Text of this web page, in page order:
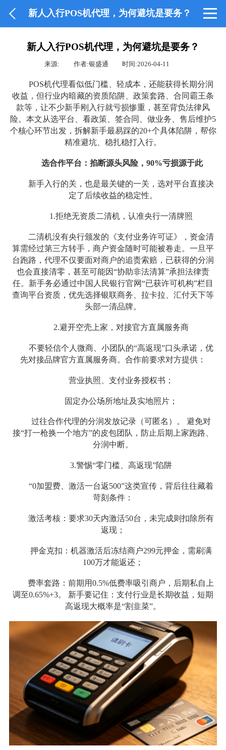
新人入行POS机代理，为何避坑是要务？
新人入行POS机代理，为何避坑是要务？
来源: 作者:银盛通 时间:2026-04-11
POS机代理看似低门槛、轻成本，还能获得长期分润
收益，但行业内暗藏的资质陷阱、政策套路、合同霸王条
款等，让不少新手刚入行就亏损惨重，甚至背负法律风
险。本文从选平台、看政策、签合同、做业务、售后维护5
个核心环节出发，拆解新手最易踩的20+个具体陷阱，帮你
精准避坑、稳扎稳打入行。
选合作平台：掐断源头风险，90%亏损源于此
新手入行的关，也是最关键的一关，选对平台直接决
定了后续收益的稳定性。
1.拒绝无资质二清机，认准央行一清牌照
二清机没有央行颁发的《支付业务许可证》，资金清
算需经过第三方转手，商户资金随时可能被卷走。一旦平
台跑路，代理不仅要面对商户的追责索赔，已获得的分润
也会直接清零，甚至可能因“协助非法清算”承担法律责
任。新手务必通过中国人民银行官网“已获许可机构”栏目
查询平台资质，优先选择银联商务、拉卡拉、汇付天下等
头部一清品牌。
2.避开空壳上家，对接官方直属服务商
不要轻信个人微商、小团队的“高返现”口头承诺，优
先对接品牌官方直属服务商。合作前要求对方提供：
营业执照、支付业务授权书；
固定办公场所地址及实地照片；
过往合作代理的分润发放记录（可匿名）。 避免对
接“打一枪换一个地方”的皮包团队，防止后期上家跑路、
分润中断。
3.警惕“零门槛、高返现”陷阱
“0加盟费、激活一台返500”这类宣传，背后往往藏着
苛刻条件：
激活考核：要求30天内激活50台，未完成则扣除所有
返现；
押金克扣：机器激活后冻结商户299元押金，需刷满
100万才能返还；
费率套路：前期用0.5%低费率吸引商户，后期私自上
调至0.65%+3。 新手要记住：支付行业是长期收益，短期
高返现大概率是“割韭菜”。